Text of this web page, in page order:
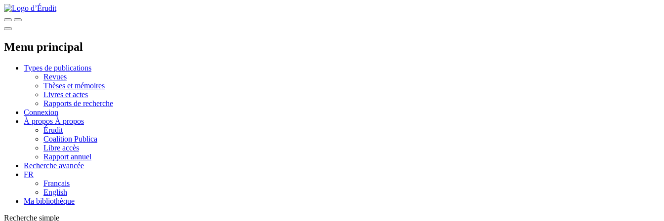
Menu principal
Types de publications
Revues
Thèses et mémoires
Livres et actes
Rapports de recherche
Connexion
À propos À propos
Érudit
Coalition Publica
Libre accès
Rapport annuel
Recherche avancée
FR
Français
English
Ma bibliothèque
Recherche simple